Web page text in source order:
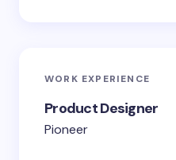
WORK EXPERIENCE
Product Designer
Pioneer